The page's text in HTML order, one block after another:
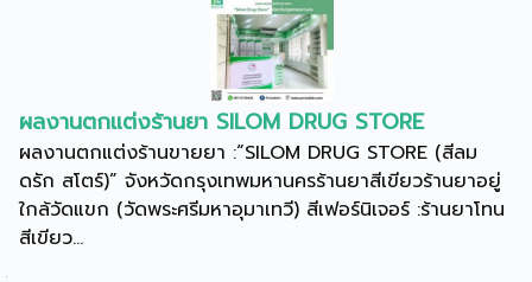
ผลงานตกแต่งร้านยา SILOM DRUG STORE
ผลงานตกแต่งร้านขายยา :“SILOM DRUG STORE (สีลม
ดรัก สโตร์)” จังหวัดกรุงเทพมหานครร้านยาสีเขียวร้านยาอยู่
ใกล้วัดแขก (วัดพระศรีมหาอุมาเทวี) สีเฟอร์นิเจอร์ :ร้านยาโทน
สีเขียว...